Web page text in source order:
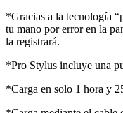
*Gracias a la tecnología
tu mano por error en la
la registrará.
*Pro Stylus incluye una
*Carga en solo 1 hora y